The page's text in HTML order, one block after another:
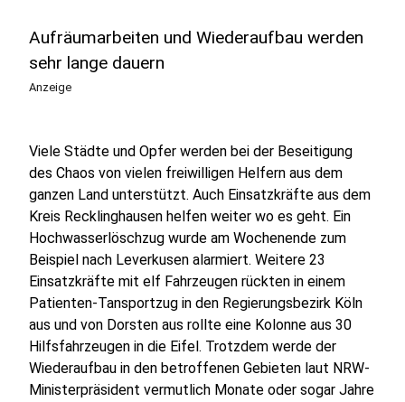
Aufräumarbeiten und Wiederaufbau werden
sehr lange dauern
Anzeige
Viele Städte und Opfer werden bei der Beseitigung
des Chaos von vielen freiwilligen Helfern aus dem
ganzen Land unterstützt. Auch Einsatzkräfte aus dem
Kreis Recklinghausen helfen weiter wo es geht. Ein
Hochwasserlöschzug wurde am Wochenende zum
Beispiel nach Leverkusen alarmiert. Weitere 23
Einsatzkräfte mit elf Fahrzeugen rückten in einem
Patienten-Tansportzug in den Regierungsbezirk Köln
aus und von Dorsten aus rollte eine Kolonne aus 30
Hilfsfahrzeugen in die Eifel. Trotzdem werde der
Wiederaufbau in den betroffenen Gebieten laut NRW-
Ministerpräsident vermutlich Monate oder sogar Jahre